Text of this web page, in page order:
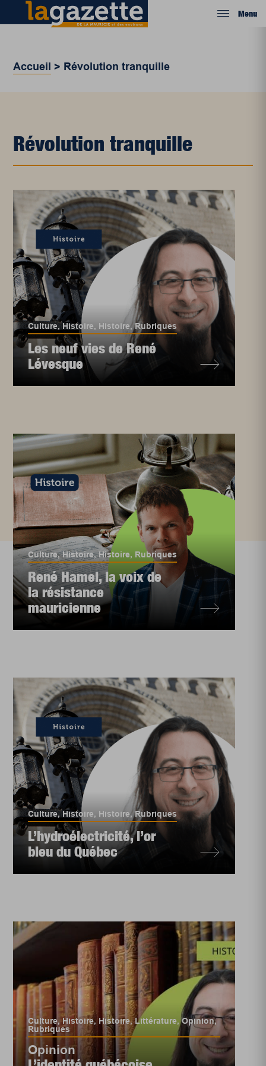
Menu
Accueil > Révolution tranquille
Révolution tranquille
Culture,Histoire, Histoire,Rubriques
Les neuf vies de René
Lévesque
Culture,Histoire,Histoire, Rubriques
René Hamel, la voix de
la résistance
mauricienne
Culture,Histoire, Histoire,Rubriques
L’hydroélectricité, l’or
bleu du Québec
Culture,Histoire, Histoire,Littérature,Opinion,
Rubriques
Opinion